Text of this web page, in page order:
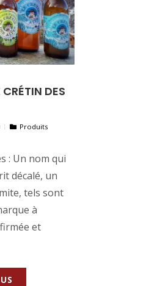
CRÉTIN DES
Produits
: Un nom qui
décalé, un
tels sont
à
et